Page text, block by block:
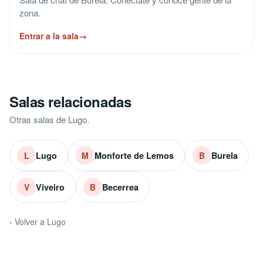
zona.
Entrar a la sala→
Salas relacionadas
Otras salas de Lugo.
L Lugo M Monforte de Lemos B Burela
V Viveiro B Becerrea
‹ Volver a Lugo